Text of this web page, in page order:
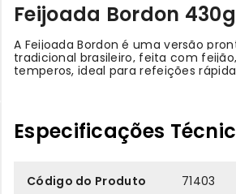
Feijoada Bordon 430g
A Feijoada Bordon é uma versão
tradicional brasileiro, feita com
temperos, ideal para refeições
Especificações
Código do Produto 71403